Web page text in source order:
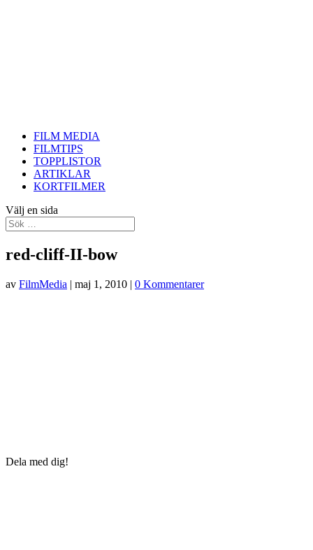
FILM MEDIA
FILMTIPS
TOPPLISTOR
ARTIKLAR
KORTFILMER
Välj en sida
red-cliff-II-bow
av FilmMedia | maj 1, 2010 | 0 Kommentarer
Dela med dig!